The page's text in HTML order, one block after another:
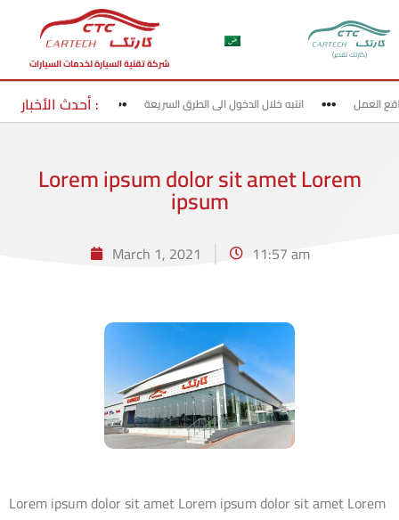
شركة تقنية السيارة لخدمات السيارات
(كارتك تقدير)
أحدث الأخبار : العمل انتبه خلال الدخول الى الطرق السريعة الخروج من الطرق
Lorem ipsum dolor sit amet Lorem
ipsum
March 1, 2021 11:57 am
Lorem ipsum dolor sit amet Lorem ipsum dolor sit amet Lorem